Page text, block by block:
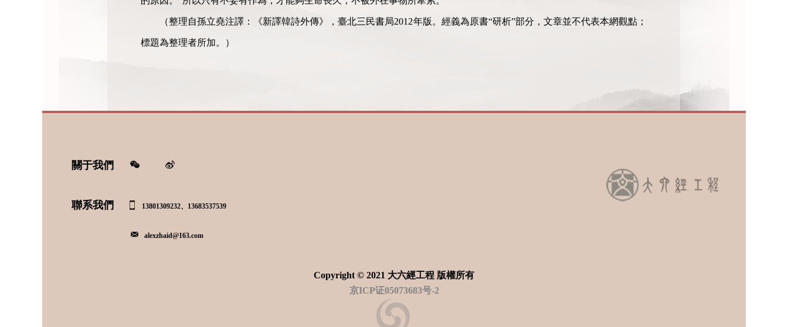
（整理自孫立堯注譯：《新譯韓詩外傳》，臺北三民書局2012年版。經義為原書“研析”部分，文章並不代表本網觀點；
標題為整理者所加。）
關于我們
聯系我們 13801309232、13683537539
alexzhaid@163.com
Copyright © 2021 大六經工程 版權所有
京ICP证05073683号-2